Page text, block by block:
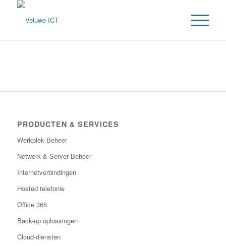
PRODUCTEN & SERVICES
Werkplek Beheer
Netwerk & Server Beheer
Internetverbindingen
Hosted telefonie
Office 365
Back-up oplossingen
Cloud-diensten